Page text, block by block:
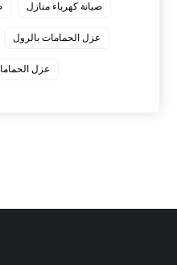
صيانة كهرباء منازل
عزل الحمامات بالرول
عزل